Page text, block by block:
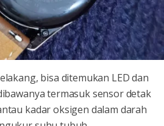
bisa ditemukan LED dan
termasuk sensor detak
kadar oksigen dalam darah